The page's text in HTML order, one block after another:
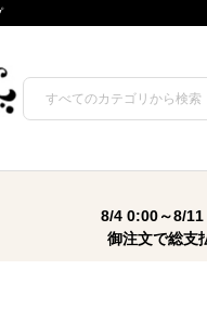
8/4 0:00～8/11
御注文で総支